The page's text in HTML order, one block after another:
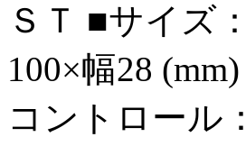
ＳＴ ■サイズ
100×幅28
コントロール